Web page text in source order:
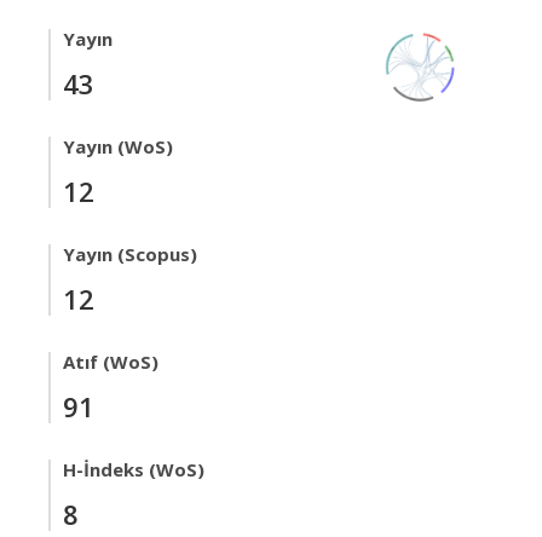
Yayın
43
Yayın (WoS)
12
Yayın (Scopus)
12
Atıf (WoS)
91
H-İndeks (WoS)
8